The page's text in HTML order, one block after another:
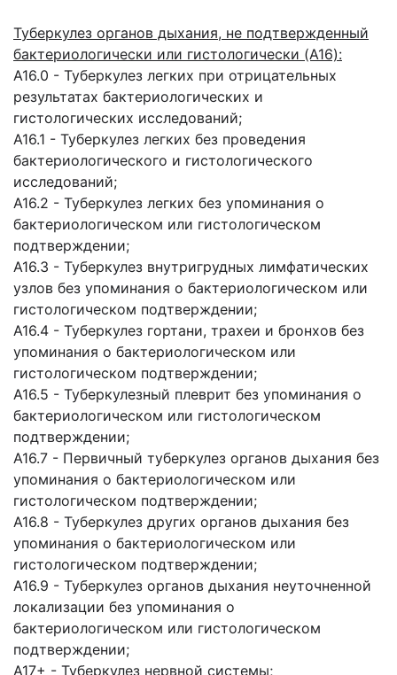
Туберкулез органов дыхания, не подтвержденный
бактериологически или гистологически (A16):
A16.0 - Туберкулез легких при отрицательных
результатах бактериологических и
гистологических исследований;
A16.1 - Туберкулез легких без проведения
бактериологического и гистологического
исследований;
A16.2 - Туберкулез легких без упоминания о
бактериологическом или гистологическом
подтверждении;
A16.3 - Туберкулез внутригрудных лимфатических
узлов без упоминания о бактериологическом или
гистологическом подтверждении;
A16.4 - Туберкулез гортани, трахеи и бронхов без
упоминания о бактериологическом или
гистологическом подтверждении;
A16.5 - Туберкулезный плеврит без упоминания о
бактериологическом или гистологическом
подтверждении;
A16.7 - Первичный туберкулез органов дыхания без
упоминания о бактериологическом или
гистологическом подтверждении;
A16.8 - Туберкулез других органов дыхания без
упоминания о бактериологическом или
гистологическом подтверждении;
A16.9 - Туберкулез органов дыхания неуточненной
локализации без упоминания о
бактериологическом или гистологическом
подтверждении;
A17+ - Туберкулез нервной системы;